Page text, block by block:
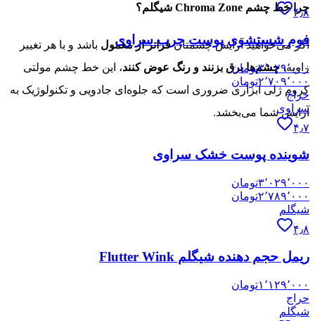
چرا خط چشم Chroma Zone شیگلم؟
اگر می‌خواهید آرایش چشمتانفراتر از معمول باشد و با هر تغییر
زاویه،چشم‌ها برق بزنند و رنگ عوض کنند، این خط چشم مولتی
کروم ژلی ابزاری ضروری است که جلوه‌ای جادویی و تکنولوژیک به
آرایش شما می‌بخشد.
۴٫۸
فوم شستشوی پوست چرب سراوی
۳٬۰۲۹٬۰۰۰تومان
۲٬۷۰۹٬۰۰۰تومان
حراج
سراوی
۴٫۷
شوینده پوست خشک سراوی
۳٬۰۲۹٬۰۰۰تومان
۲٬۷۸۹٬۰۰۰تومان
شیگلم
۴٫۸
ریمل حجم دهنده شیگلم Flutter Wink
۱٬۱۲۹٬۰۰۰تومان
حراج
شیگلم